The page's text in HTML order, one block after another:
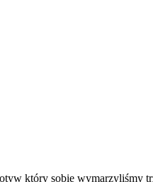
który sobie wymarzyliśmy